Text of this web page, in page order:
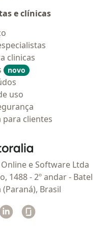
e clínicas
clinicas
novo
uso
para clientes
- Homepage
e Software Ltda
1488 - 2º andar - Batel
Brasil
novo separador
num novo separador
Linkedin
abre num novo